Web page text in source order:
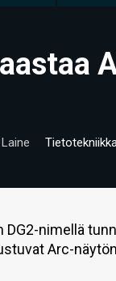
DG2-nimellä
Arc-